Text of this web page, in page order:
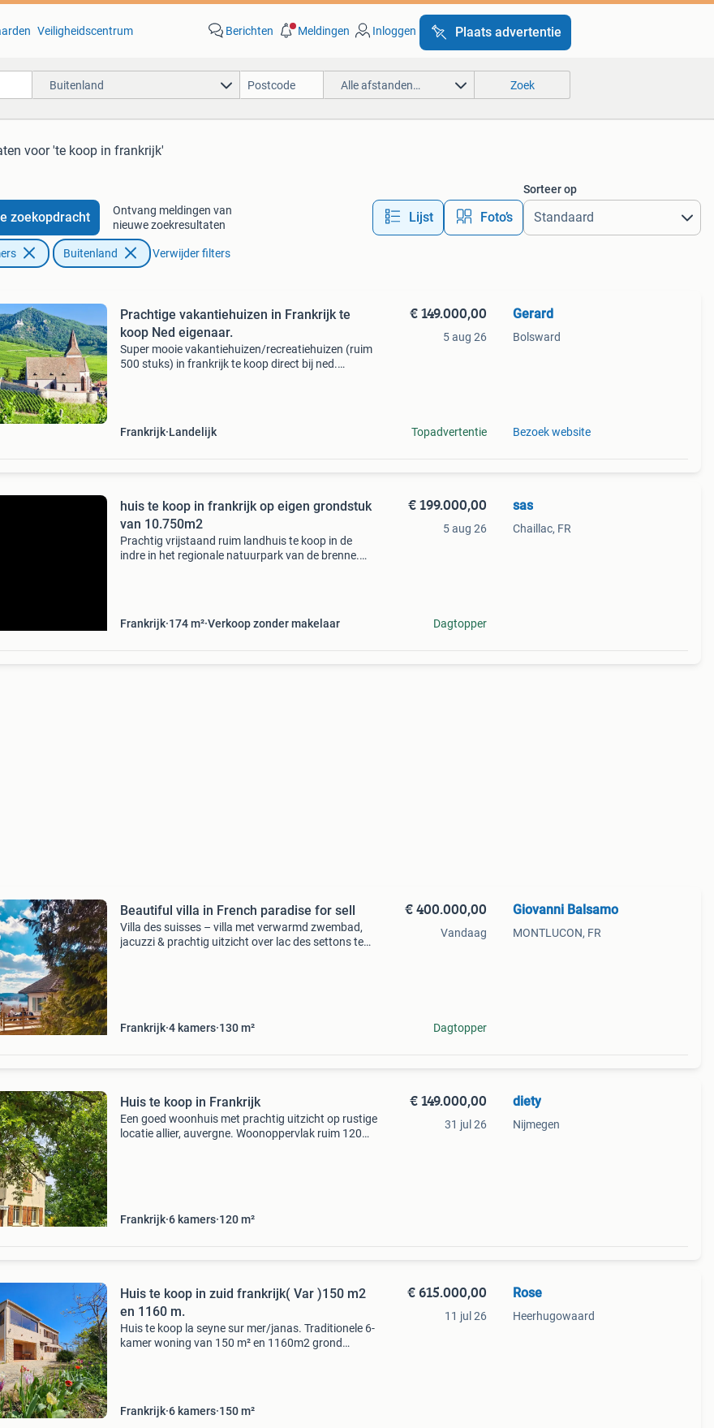
Veiligheidscentrum Berichten Meldingen Inloggen Plaats advertentie
Buitenland Alle afstanden… Zoek
voor 'te koop in frankrijk'
zoekopdracht
Ontvang meldingen van
nieuwe zoekresultaten
Lijst Foto’s
Sorteer op
Buitenland Verwijder filters
Prachtige vakantiehuizen in Frankrijk te
koop Ned eigenaar.
Super mooie vakantiehuizen/recreatiehuizen (ruim
500 stuks) in frankrijk te koop direct bij ned.
Frankrijk Landelijk
€ 149.000,00
5 aug 26
Topadvertentie
Gerard
Bolsward
Bezoek website
huis te koop in frankrijk op eigen grondstuk
van 10.750m2
Prachtig vrijstaand ruim landhuis te koop in de
indre in het regionale natuurpark van de brenne.
Frankrijk 174 m² Verkoop zonder makelaar
€ 199.000,00
5 aug 26
Dagtopper
sas
Chaillac, FR
Beautiful villa in French paradise for sell
Villa des suisses – villa met verwarmd zwembad,
jacuzzi & prachtig uitzicht over lac des settons te
Frankrijk 4 kamers 130 m²
€ 400.000,00
Vandaag
Dagtopper
Giovanni Balsamo
MONTLUCON, FR
Huis te koop in Frankrijk
Een goed woonhuis met prachtig uitzicht op rustige
locatie allier, auvergne. Woonoppervlak ruim 120
Frankrijk 6 kamers 120 m²
€ 149.000,00
31 jul 26
diety
Nijmegen
Huis te koop in zuid frankrijk( Var )150 m2
en 1160 m.
Huis te koop la seyne sur mer/janas. Traditionele 6-
kamer woning van 150 m² en 1160m2 grond
Frankrijk 6 kamers 150 m²
€ 615.000,00
11 jul 26
Rose
Heerhugowaard